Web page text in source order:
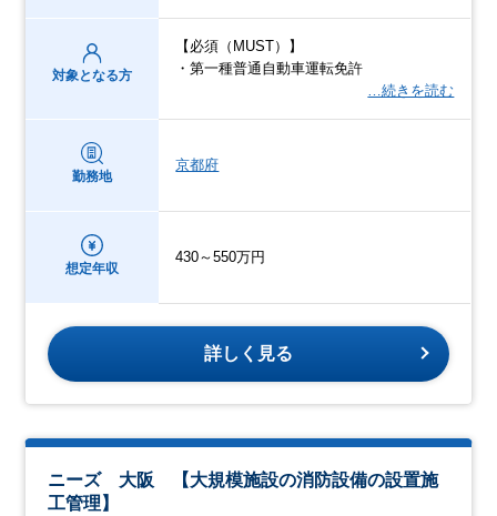
対象となる方
【必須（MUST）】
・第一種普通自動車運転免許
…続きを読む
勤務地
京都府
想定年収
430～550万円
詳しく見る
ニーズ 大阪 【大規模施設の消防設備の設置施
工管理】